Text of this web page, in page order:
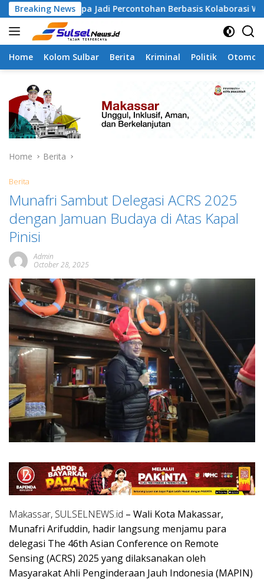
Skip
to
content
Breaking NewsJadi Percontohan Berbasis Kolaborasi Warga
Home Kolom Sulbar Berita Kriminal Politik
Home Berita
Berita
Munafri Sambut Delegasi ACRS 2025
dengan Jamuan Budaya di Atas Kapal
Pinisi
Admin
October 28, 2025
Makassar, SULSELNEWS.id – Wali Kota Makassar,
Munafri Arifuddin, hadir langsung menjamu para
delegasi The 46th Asian Conference on Remote
Sensing (ACRS) 2025 yang dilaksanakan oleh
Masyarakat Ahli Penginderaan Jauh Indonesia (MAPIN)